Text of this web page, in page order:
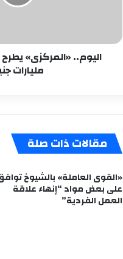
مليارات
مقالات ذات صلة
«القوى العاملة» بالشيوخ
على بعض مواد “إنهاء علاقة
العمل الفردية”